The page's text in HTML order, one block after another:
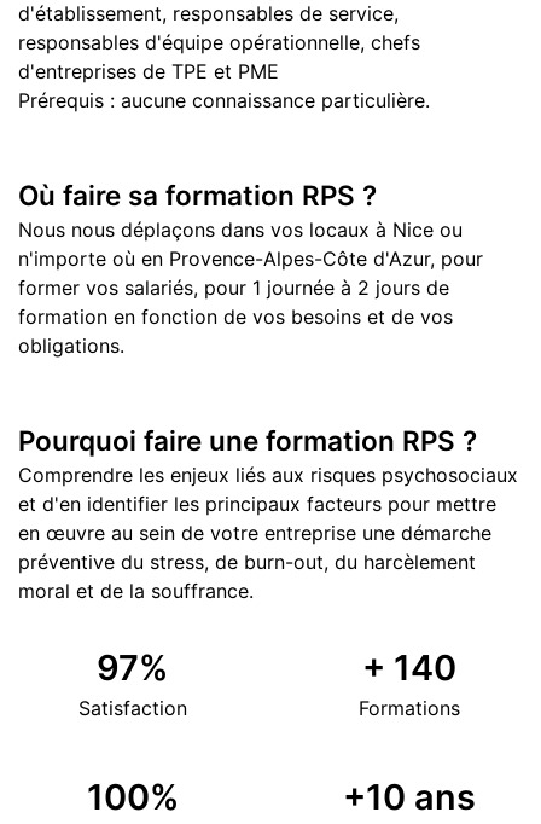
d'établissement, responsables de service,
responsables d'équipe opérationnelle, chefs
d'entreprises de TPE et PME
Prérequis : aucune connaissance particulière.
Où faire sa formation RPS ?
Nous nous déplaçons dans vos locaux à Nice ou
n'importe où en Provence-Alpes-Côte d'Azur, pour
former vos salariés, pour 1 journée à 2 jours de
formation en fonction de vos besoins et de vos
obligations.
Pourquoi faire une formation RPS ?
Comprendre les enjeux liés aux risques psychosociaux
et d'en identifier les principaux facteurs pour mettre
en œuvre au sein de votre entreprise une démarche
préventive du stress, de burn-out, du harcèlement
moral et de la souffrance.
97%
Satisfaction
+ 140
Formations
100% +10 ans